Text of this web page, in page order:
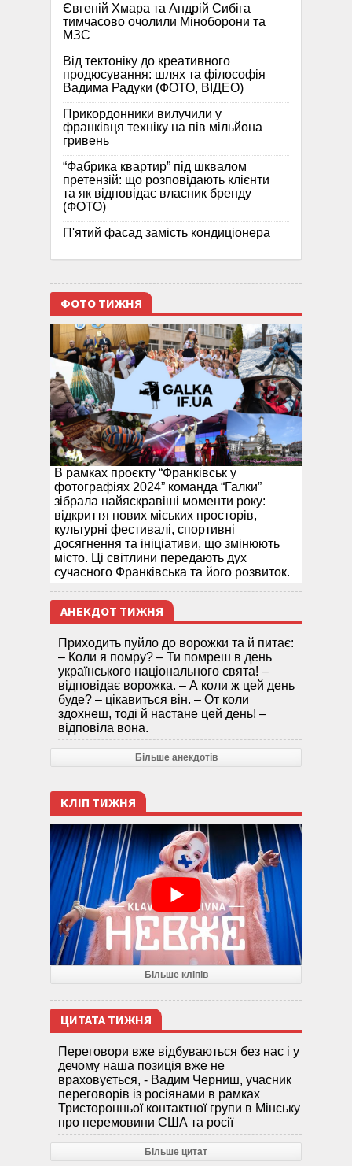
Євгеній Хмара та Андрій Сибіга
тимчасово очолили Міноборони та
МЗС
Від тектоніку до креативного
продюсування: шлях та філософія
Вадима Радуки (ФОТО, ВІДЕО)
Прикордонники вилучили у
франківця техніку на пів мільйона
гривень
“Фабрика квартир” під шквалом
претензій: що розповідають клієнти
та як відповідає власник бренду
(ФОТО)
П'ятий фасад замість кондиціонера
ФОТО ТИЖНЯ
В рамках проєкту “Франківськ у
фотографіях 2024” команда “Галки”
зібрала найяскравіші моменти року:
відкриття нових міських просторів,
культурні фестивалі, спортивні
досягнення та ініціативи, що змінюють
місто. Ці світлини передають дух
сучасного Франківська та його розвиток.
АНЕКДОТ ТИЖНЯ
Приходить пуйло до ворожки та й питає:
– Коли я помру? – Ти помреш в день
українського національного свята! –
відповідає ворожка. – А коли ж цей день
буде? – цікавиться він. – От коли
здохнеш, тоді й настане цей день! –
відповіла вона.
Більше анекдотів
КЛІП ТИЖНЯ
Більше кліпів
ЦИТАТА ТИЖНЯ
Переговори вже відбуваються без нас і у
дечому наша позиція вже не
враховується, - Вадим Черниш, учасник
переговорів із росіянами в рамках
Тристоронньої контактної групи в Мінську
про перемовини США та росії
Більше цитат